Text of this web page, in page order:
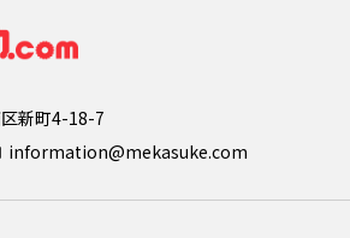
新町4-18-7
information@mekasuke.com